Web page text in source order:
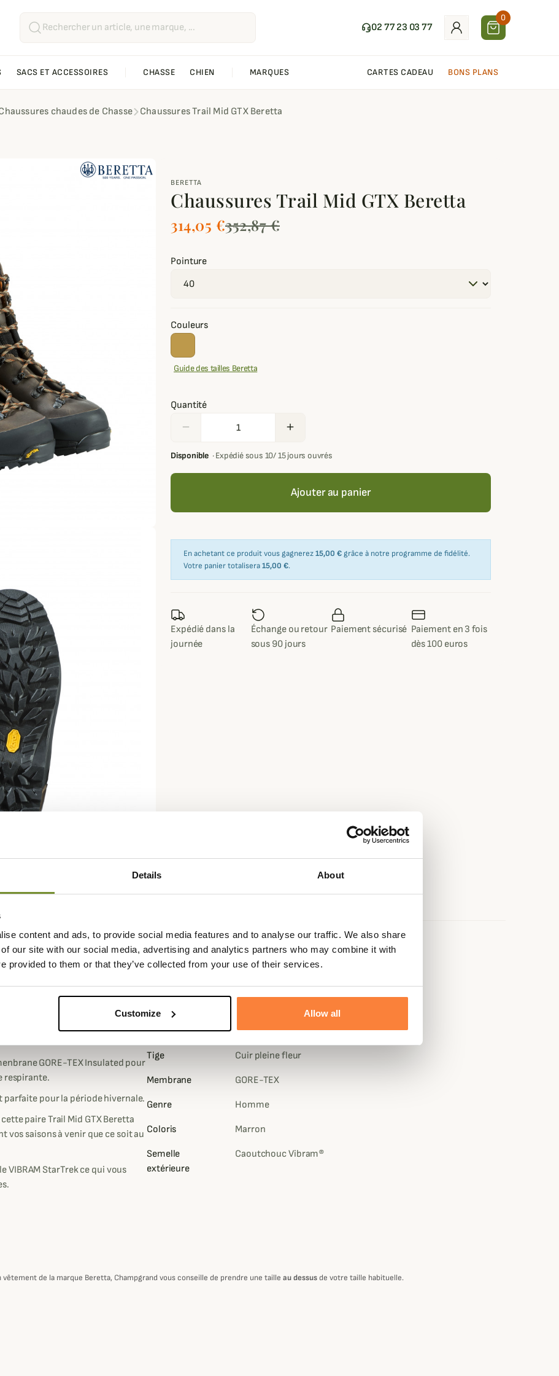
Details About
content and ads, to provide social media features and to analyse our traffic. We also share
our site with our social media, advertising and analytics partners who may combine it with
provided to them or that they’ve collected from your use of their services.
Customize Allow all
02 77 23 03 77
0
SACS ET ACCESSOIRES CHASSE CHIEN MARQUES CARTES CADEAU BONS PLANS
chaudes de Chasse Chaussures Trail Mid GTX Beretta
BERETTA
Chaussures Trail Mid GTX Beretta
314,05 €352,87 €
Pointure
Couleurs
Guide des tailles Beretta
Quantité
remove add
Disponible ·Expédié sous 10/ 15 jours ouvrés
Ajouter au panier
En achetant ce produit vous gagnerez15,00 € grâce à notre programme de fidélité.
Votre panier totalisera15,00 €.
Expédié dans la
journée
Échange ou retour
sous 90 jours
Paiement sécurisé Paiement en 3 fois
dès 100 euros
Mid GTX, cette paire de
gras ce qui rend la chaussure
d'un coté en caoutchouc
GORE-TEX Insulated pour
respirante.
parfaite pour la période hivernale.
paire Trail Mid GTX Beretta
vos saisons à venir que ce soit au
VIBRAM StarTrek ce qui vous
Fiche technique
Hauteur de Tige
en cm
Tige Cuir pleine fleur
Membrane GORE-TEX
Genre Homme
Coloris Marron
Semelle
extérieure
Caoutchouc Vibram®
de la marque Beretta, Champgrand vous conseille de prendre une taille au dessusde votre taille habituelle.